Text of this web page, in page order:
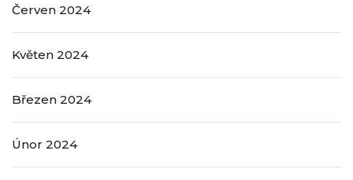
Červen 2024
Květen 2024
Březen 2024
Únor 2024